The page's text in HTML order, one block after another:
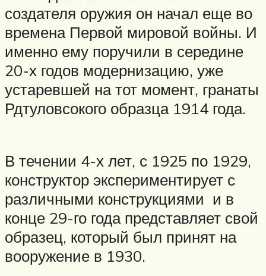
создателя оружия он начал еще во
времена Первой мировой войны. И
именно ему поручили в середине
20-х годов модернизацию, уже
устаревшей на тот момент, гранаты
Рдтуловсокого образца 1914 года.
В течении 4-х лет, с 1925 по 1929,
конструктор экспериментирует с
различными конструкциями и в
конце 29-го года представляет свой
образец, который был принят на
вооружение в 1930.